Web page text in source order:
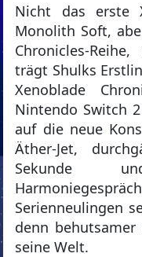
Nicht das erste
Monolith Soft,
Chronicles-
trägt Shulks
Xenoblade
Nintendo Switch
auf die neue
Äther-Jet,
Sekunde
Serienneulingen
denn
seine Welt.